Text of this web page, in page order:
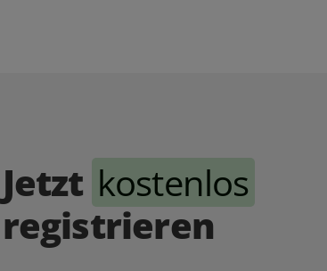
Jetzt kostenlos
registrieren